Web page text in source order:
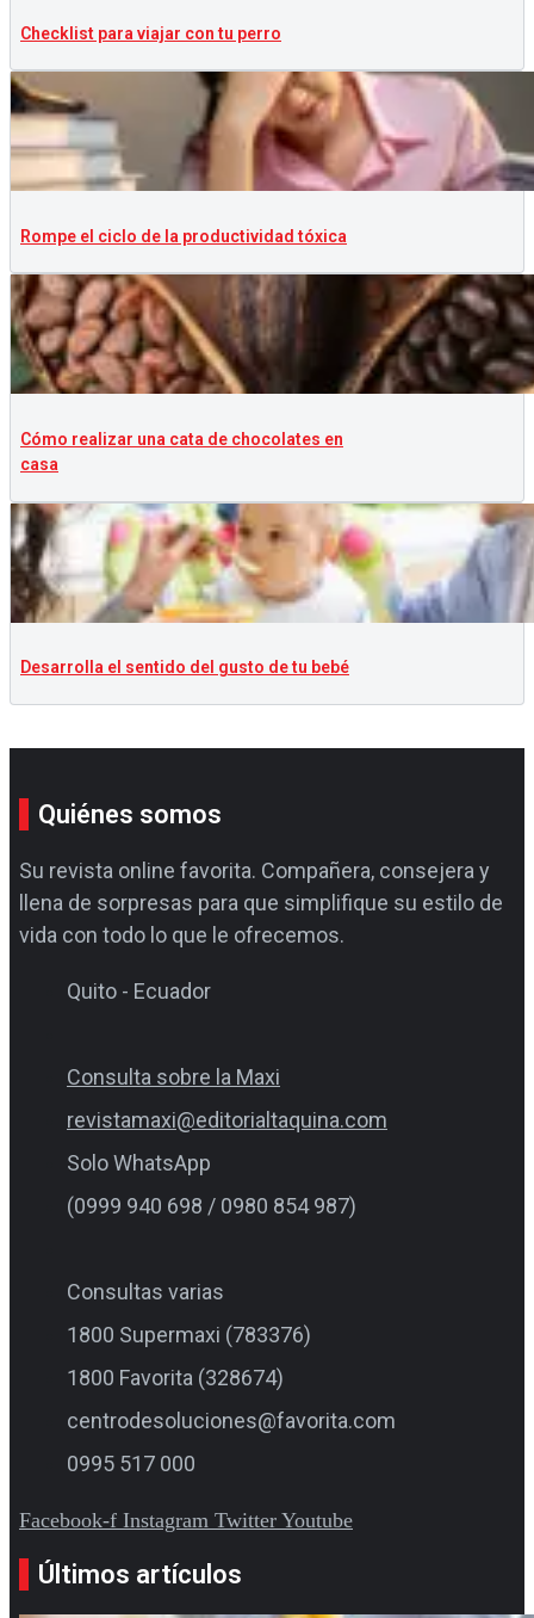
Checklist para viajar con tu perro
Rompe el ciclo de la productividad tóxica
Cómo realizar una cata de chocolates en
casa
Desarrolla el sentido del gusto de tu bebé
Quiénes somos
Su revista online favorita. Compañera, consejera y
llena de sorpresas para que simplifique su estilo de
vida con todo lo que le ofrecemos.
Quito - Ecuador
Consulta sobre la Maxi
revistamaxi@editorialtaquina.com
Solo WhatsApp
(0999 940 698 / 0980 854 987)
Consultas varias
1800 Supermaxi (783376)
1800 Favorita (328674)
centrodesoluciones@favorita.com
0995 517 000
Facebook-f Instagram Twitter Youtube
Últimos artículos